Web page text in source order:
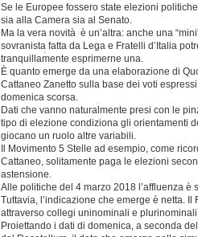
Se le Europee fossero state elezioni
sia alla Camera sia al Senato.
Ma la vera novità è un’altra: anche una
sovranista fatta da Lega e Fratelli d’Italia
tranquillamente esprimerne una.
È quanto emerge da una elaborazione di
Cattaneo Zanetto sulla base dei voti
domenica scorsa.
Dati che vanno naturalmente presi con le
tipo di elezione condiziona gli orientamenti
giocano un ruolo altre variabili.
Il Movimento 5 Stelle ad esempio, come
Cattaneo, solitamente paga le elezioni
astensione.
Alle politiche del 4 marzo 2018 l’affluenza
Tuttavia, l’indicazione che emerge è netta.
attraverso collegi uninominali e
Proiettando i dati di domenica, a seconda